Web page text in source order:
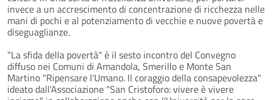
invece a un accrescimento di concentrazione di ricchezza nelle
mani di pochi e al potenziamento di vecchie e nuove povertà e
diseguaglianze.
"La sfida della povertà" è il sesto incontro del Convegno
diffuso nei Comuni di Amandola, Smerillo e Monte San
Martino "Ripensare l'Umano. Il coraggio della consapevolezza"
ideato dall'Associazione "San Cristoforo: vivere è vivere